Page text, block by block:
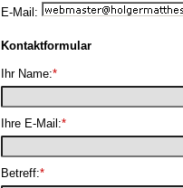
E-Mail:
Kontaktformular
Ihr Name:*
Ihre E-Mail:*
Betreff:*